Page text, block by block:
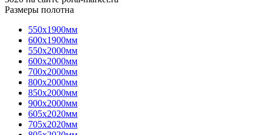
Размеры полотна
550х1900мм
600х1900мм
550х2000мм
600х2000мм
700х2000мм
800х2000мм
850х2000мм
900х2000мм
605х2020мм
705х2020мм